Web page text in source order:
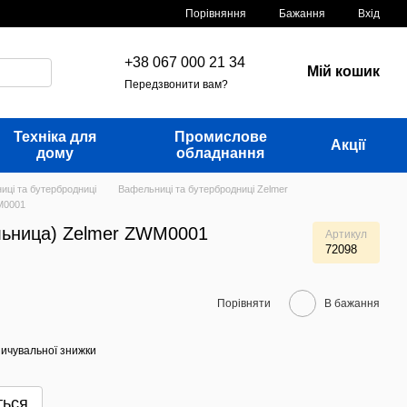
Порівняння Бажання Вхід
+38 067 000 21 34
Передзвонити вам?
Мій кошик
Техніка для
дому
Промислове
обладнання
Акції
та бутербродниці
Вафельниці та бутербродниці Zelmer
Zelmer ZWM0001 Артикул
72098
Порівняти В бажання
знижки